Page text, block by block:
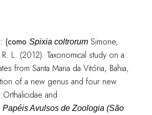
(como Spixia coltrorumSimone,
L. (2012). Taxonomical study on a
from Santa Maria da Vitória, Bahia,
of a new genus and four new
and
Papéis Avulsos de Zoologia (São